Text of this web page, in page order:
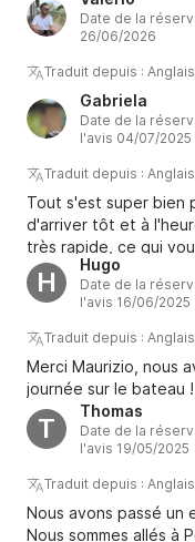
Date de la
26/06/2026
Traduit depuis : Anglais
Gabriela
Date de la
l'avis 04/07/2025
Traduit depuis : Anglais
Tout s'est super bien
d'arriver tôt et à
très rapide, ce qui
rendre sur les lieux
vous passerez donc
le bateau est en bon
claires et faciles !
H
Hugo
Date de la
l'avis 16/06/2025
Traduit depuis : Anglais
Merci Maurizio, nous
journée sur le bateau !
T
Thomas
Date de la
l'avis 19/05/2025
Traduit depuis : Anglais
Nous avons passé un
Nous sommes allés à